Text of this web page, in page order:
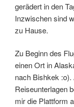
gerädert in den
Inzwischen sind
zu Hause.
Zu Beginn des
einen Ort in
nach Bishkek
Reiseunterlagen
mir die Plattform